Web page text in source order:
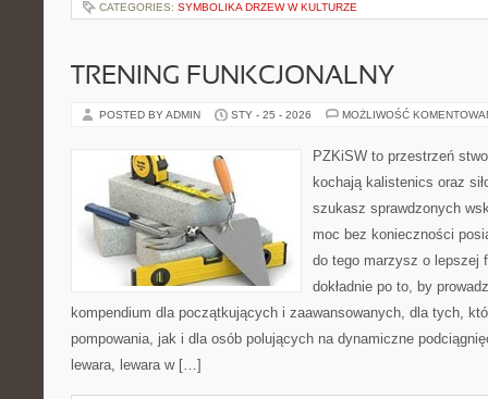
CATEGORIES: SYMBOLIKA DRZEW W KULTURZE
TRENING FUNKCJONALNY
POSTED BY ADMIN STY - 25 - 2026 MOŻLIWOŚĆ
PZKiSW to przestrzeń
kochają kalistenics oraz
szukasz sprawdzonych
moc bez konieczności
do tego marzysz o lepszej
dokładnie po to, by
kompendium dla początkujących i zaawansowanych, dla tych,
pompowania, jak i dla osób polujących na dynamiczne
lewara, lewara w […]